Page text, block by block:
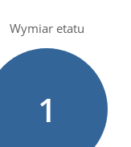
Wymiar etatu
1